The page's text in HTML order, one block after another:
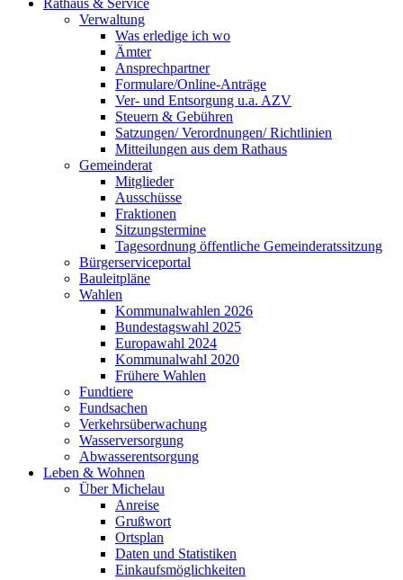
Rathaus & Service
Verwaltung
Was erledige ich wo
Ämter
Ansprechpartner
Formulare/Online-Anträge
Ver- und Entsorgung u.a. AZV
Steuern & Gebühren
Satzungen/ Verordnungen/ Richtlinien
Mitteilungen aus dem Rathaus
Gemeinderat
Mitglieder
Ausschüsse
Fraktionen
Sitzungstermine
Tagesordnung öffentliche Gemeinderatssitzung
Bürgerserviceportal
Bauleitpläne
Wahlen
Kommunalwahlen 2026
Bundestagswahl 2025
Europawahl 2024
Kommunalwahl 2020
Frühere Wahlen
Fundtiere
Fundsachen
Verkehrsüberwachung
Wasserversorgung
Abwasserentsorgung
Leben & Wohnen
Über Michelau
Anreise
Grußwort
Ortsplan
Daten und Statistiken
Einkaufsmöglichkeiten